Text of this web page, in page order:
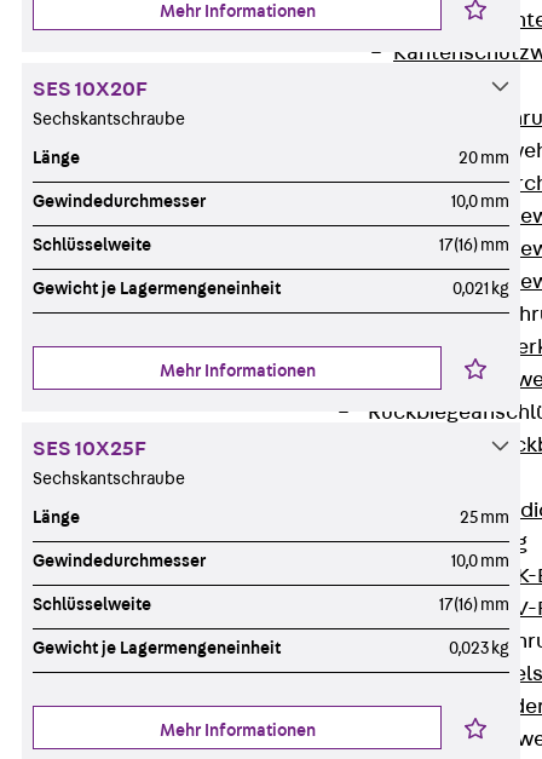
Zurück
Zurück
Zurück
GFK-Bewehrung
Zurück
FIBERNOX®
Zurück
Mehr Informationen
SES 10X20F
Sechskantschraube
Länge 20 mm
Gewindedurchmesser 10,0 mm
Schlüsselweite 17(16) mm
Gewicht je Lagermengeneinheit 0,021 kg
Mehr Informationen
SES 10X25F
Sechskantschraube
Länge 25 mm
Gewindedurchmesser 10,0 mm
Schlüsselweite 17(16) mm
Gewicht je Lagermengeneinheit 0,023 kg
Mehr Informationen